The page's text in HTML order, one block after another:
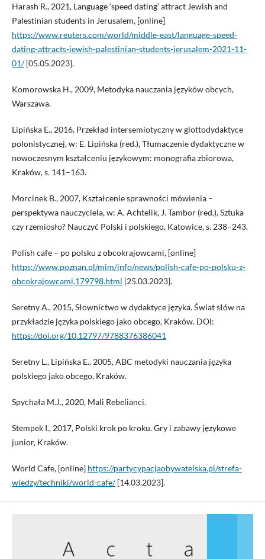
Harash R., 2021, Language ‘speed dating’ attract Jewish and
Palestinian students in Jerusalem, [online]
https://www.reuters.com/world/middle-east/language-speed-
dating-attracts-jewish-palestinian-students-jerusalem-2021-11-
01/[05.05.2023].
Komorowska H., 2009, Metodyka nauczania języków obcych,
Warszawa.
Lipińska E., 2016, Przekład intersemiotyczny w glottodydaktyce
polonistycznej, w: E. Lipińska (red.), Tłumaczenie dydaktyczne w
nowoczesnym kształceniu językowym: monografia zbiorowa,
Kraków, s. 141–163.
Morcinek B., 2007, Kształcenie sprawności mówienia –
perspektywa nauczyciela, w: A. Achtelik, J. Tambor (red.), Sztuka
czy rzemiosło? Nauczyć Polski i polskiego, Katowice, s. 238–243.
Polish cafe – po polsku z obcokrajowcami, [online]
https://www.poznan.pl/mim/info/news/polish-cafe-po-polsku-z-
obcokrajowcami,179798.html [25.03.2023].
Seretny A., 2015, Słownictwo w dydaktyce języka. Świat słów na
przykładzie języka polskiego jako obcego, Kraków. DOI:
https://doi.org/10.12797/9788376386041
Seretny L., Lipińska E., 2005, ABC metodyki nauczania języka
polskiego jako obcego, Kraków.
Spychała M.J., 2020, Mali Rebelianci.
Stempek I., 2017, Polski krok po kroku. Gry i zabawy językowe
junior, Kraków.
World Cafe, [online] https://partycypacjaobywatelska.pl/strefa-
wiedzy/techniki/world-cafe/[14.03.2023].